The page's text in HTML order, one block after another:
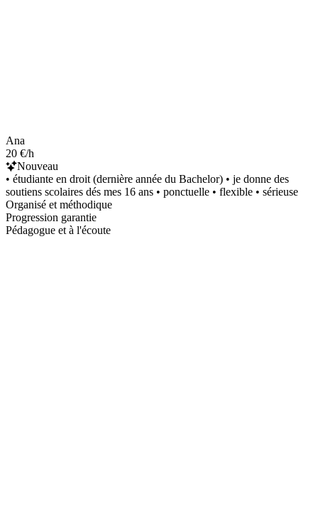
Ana
20 €/h
Nouveau
• étudiante en droit (dernière année du Bachelor) • je donne des
soutiens scolaires dés mes 16 ans • ponctuelle • flexible • sérieuse
Organisé et méthodique
Progression garantie
Pédagogue et à l'écoute